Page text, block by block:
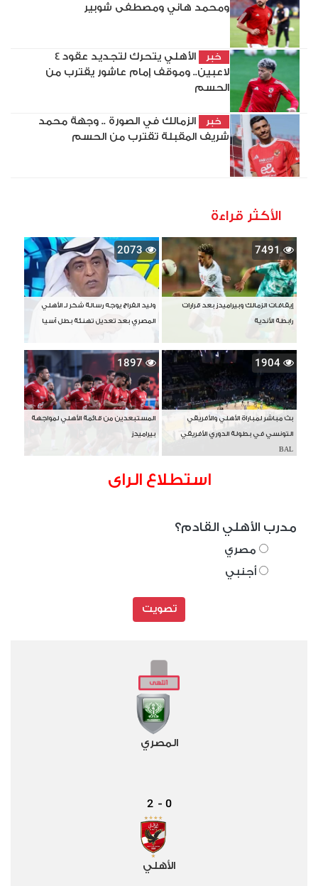
ومحمد هاني ومصطفى شوبير
خبر
الأهلي يتحرك لتجديد عقود 4
لاعبين.. وموقف إمام عاشور يقترب من
الحسم
خبر
الزمالك في الصورة .. وجهة محمد
شريف المقبلة تقترب من الحسم
الأكثر قراءة
7491
إيقافات الزمالك وبيراميدز بعد قرارات
رابطة الأندية
2073
وليد الفراج يوجه رسالة شكر لـ الأهلي
المصري بعد تعديل تهنئة بطل آسيا
1904
بث مباشر لمباراة الأهلي والأفريقي
التونسي في بطولة الدوري الأفريقي
BAL
1897
المستبعدين من قائمة الأهلي لمواجهة
بيراميدز
استطلاع الراى
مدرب الأهلي القادم؟
مصري
أجنبي
تصويت
المصري
0
-
2
الأهلي